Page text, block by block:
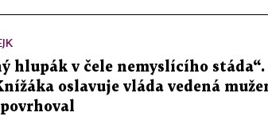
hlupák v čele nemyslícího stáda“.
oslavuje vláda vedená